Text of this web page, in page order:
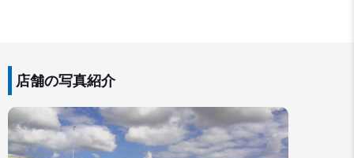
店舗の写真紹介